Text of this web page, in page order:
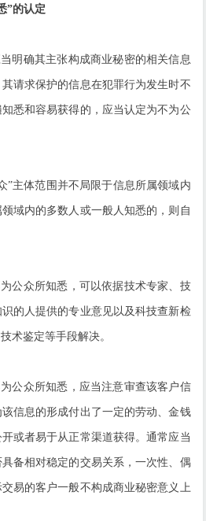
”的认定
明确其主张构成商业秘密的相关信息
请求保护的信息在犯罪行为发生时不
悉和容易获得的，应当认定为不为公
”主体范围并不局限于信息所属领域内
域内的多数人或一般人知悉的，则自
公众所知悉，可以依据技术专家、技
的人提供的专业意见以及科技查新检
术鉴定等手段解决。
公众所知悉，应当注意审查该客户信
信息的形成付出了一定的劳动、金钱
或者易于从正常渠道获得。通常应当
备相对稳定的交易关系，一次性、偶
易的客户一般不构成商业秘密意义上